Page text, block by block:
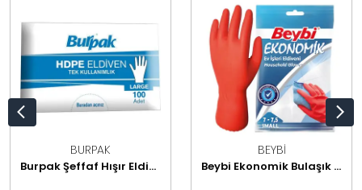
BURPAK
Burpak Şeffaf Hışır Eldiven – 100’lük Paket – 0,55 gr/adet
BEYBİ
Beybi Ekonomik Bulaşık Eldiveni